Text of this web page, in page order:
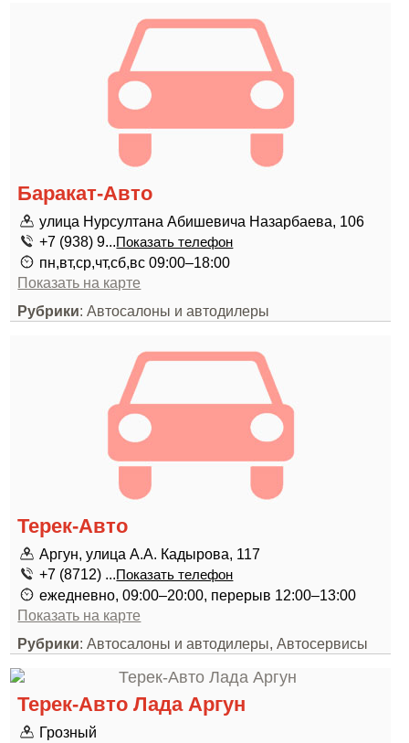
Баракат-Авто
улица Нурсултана Абишевича Назарбаева, 106
+7 (938) 9...Показать телефон
пн,вт,ср,чт,сб,вс 09:00–18:00
Показать на карте
Рубрики: Автосалоны и автодилеры
Терек-Авто
Аргун, улица А.А. Кадырова, 117
+7 (8712) ...Показать телефон
ежедневно, 09:00–20:00, перерыв 12:00–13:00
Показать на карте
Рубрики: Автосалоны и автодилеры, Автосервисы
Терек-Авто Лада Аргун
Грозный